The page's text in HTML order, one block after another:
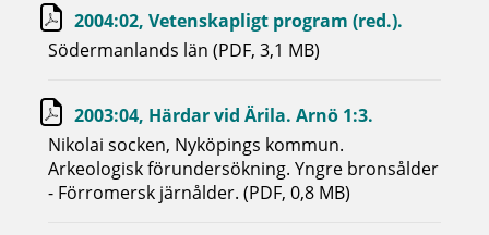
2004:02, Vetenskapligt program (red.).
Södermanlands län (PDF, 3,1 MB)
2003:04, Härdar vid Ärila. Arnö 1:3.
Nikolai socken, Nyköpings kommun.
Arkeologisk förundersökning. Yngre bronsålder
- Förromersk järnålder. (PDF, 0,8 MB)